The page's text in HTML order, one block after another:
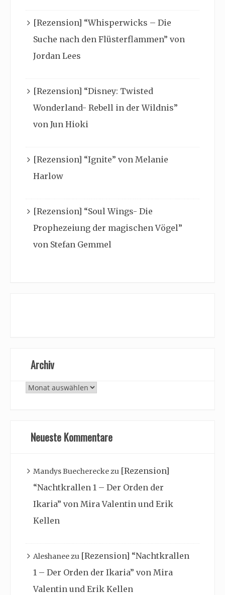
[Rezension] “Whisperwicks – Die
Suche nach den Flüsterflammen” von
Jordan Lees
[Rezension] “Disney: Twisted
Wonderland- Rebell in der Wildnis”
von Jun Hioki
[Rezension] “Ignite” von Melanie
Harlow
[Rezension] “Soul Wings- Die
Prophezeiung der magischen Vögel”
von Stefan Gemmel
Archiv
Archiv
Neueste Kommentare
Mandys Buechereckezu [Rezension]
“Nachtkrallen 1 – Der Orden der
Ikaria” von Mira Valentin und Erik
Kellen
Aleshaneezu [Rezension] “Nachtkrallen
1 – Der Orden der Ikaria” von Mira
Valentin und Erik Kellen